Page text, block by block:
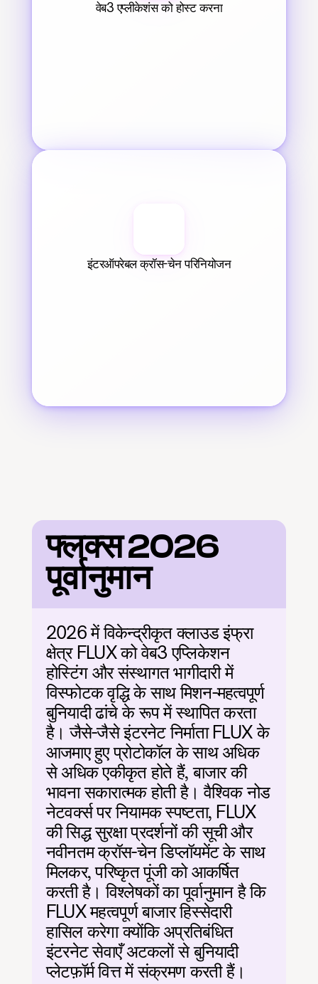
वेब3 एप्लीकेशंस को होस्ट करना
इंटरऑपरेबल क्रॉस-चेन परिनियोजन
फ्लक्स 2026
पूर्वानुमान
2026 में विकेन्द्रीकृत क्लाउड इंफ्रा
क्षेत्र FLUX को वेब3 एप्लिकेशन
होस्टिंग और संस्थागत भागीदारी में
विस्फोटक वृद्धि के साथ मिशन-महत्वपूर्ण
बुनियादी ढांचे के रूप में स्थापित करता
है। जैसे-जैसे इंटरनेट निर्माता FLUX के
आजमाए हुए प्रोटोकॉल के साथ अधिक
से अधिक एकीकृत होते हैं, बाजार की
भावना सकारात्मक होती है। वैश्विक नोड
नेटवर्क्स पर नियामक स्पष्टता, FLUX
की सिद्ध सुरक्षा प्रदर्शनों की सूची और
नवीनतम क्रॉस-चेन डिप्लॉयमेंट के साथ
मिलकर, परिष्कृत पूंजी को आकर्षित
करती है। विश्लेषकों का पूर्वानुमान है कि
FLUX महत्वपूर्ण बाजार हिस्सेदारी
हासिल करेगा क्योंकि अप्रतिबंधित
इंटरनेट सेवाएँ अटकलों से बुनियादी
प्लेटफ़ॉर्म वित्त में संक्रमण करती हैं।